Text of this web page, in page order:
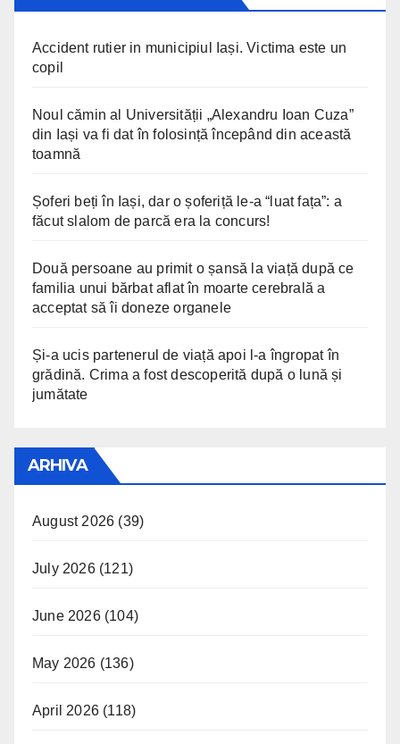
Accident rutier in municipiul Iași. Victima este un
copil
Noul cămin al Universității „Alexandru Ioan Cuza”
din Iași va fi dat în folosință începând din această
toamnă
Șoferi beți în Iași, dar o șoferiță le-a “luat fața”: a
făcut slalom de parcă era la concurs!
Două persoane au primit o șansă la viață după ce
familia unui bărbat aflat în moarte cerebrală a
acceptat să îi doneze organele
Și-a ucis partenerul de viață apoi l-a îngropat în
grădină. Crima a fost descoperită după o lună și
jumătate
ARHIVA
August 2026 (39)
July 2026(121)
June 2026(104)
May 2026 (136)
April 2026 (118)